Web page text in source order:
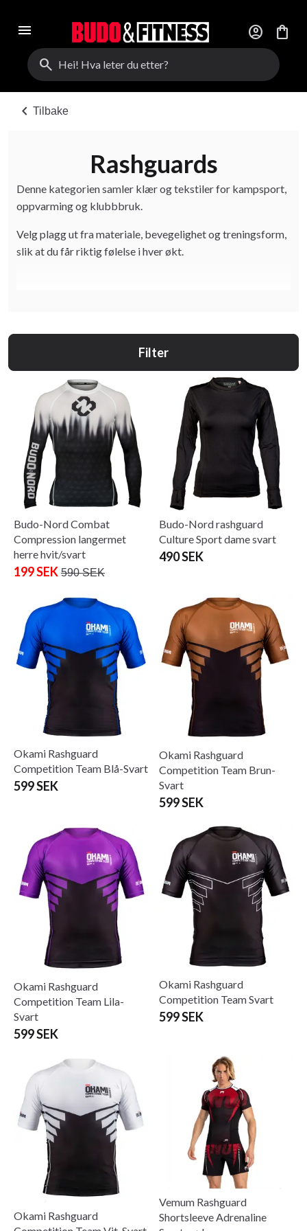
menu account_circle
shopping_bag
search
chevron_left Tilbake
Rashguards
Denne kategorien samler klær og tekstiler for kampsport,
oppvarming og klubbbruk.
Velg plagg ut fra materiale, bevegelighet og treningsform,
slik at du får riktig følelse i hver økt.
Filter
Budo-Nord Combat
Compression langermet
herre hvit/svart
199 SEK 590 SEK
Budo-Nord rashguard
Culture Sport dame svart
490 SEK
Okami Rashguard
Competition Team Blå-Svart
599 SEK
Okami Rashguard
Competition Team Brun-
Svart
599 SEK
Okami Rashguard
Competition Team Lila-
Svart
599 SEK
Okami Rashguard
Competition Team Svart
599 SEK
Okami Rashguard
Vemum Rashguard
Shortsleeve Adrenaline